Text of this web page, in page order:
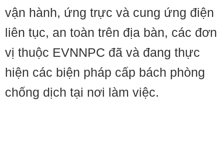
vận hành, ứng trực và cung ứng điện
liên tục, an toàn trên địa bàn, các đơn
vị thuộc EVNNPC đã và đang thực
hiện các biện pháp cấp bách phòng
chống dịch tại nơi làm việc.